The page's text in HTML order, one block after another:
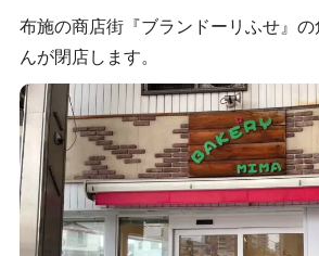
布施の商店街『ブランドーリふせ』の
んが閉店します。